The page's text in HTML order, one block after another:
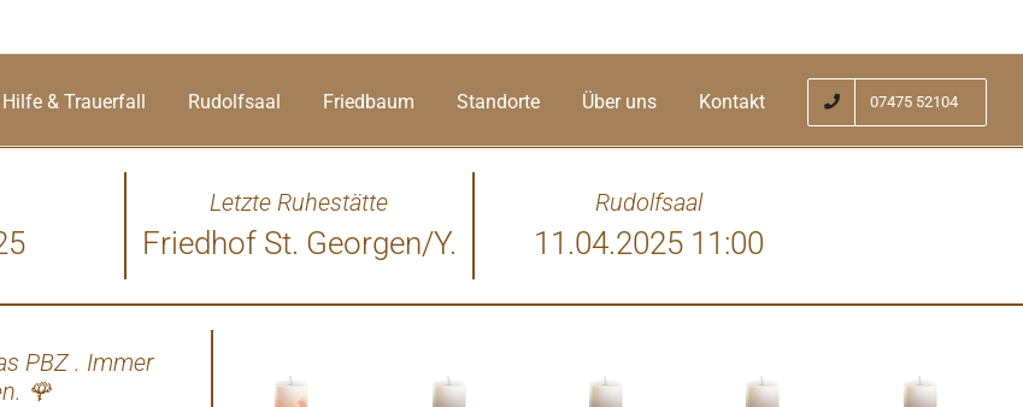
Hilfe & Trauerfall Rudolfsaal Friedbaum Standorte Über uns Kontakt 07475 52104
Letzte Ruhestätte
Friedhof St. Georgen/Y.
Rudolfsaal
11.04.2025 11:00
PBZ . Immer
🌹